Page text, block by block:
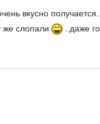
вкусно
же слопали
..даже